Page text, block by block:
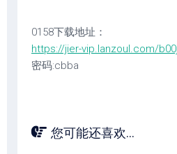
0158下载地址：
https://jier-vip.lanzoul.com/
密码:cbba
您可能还喜欢...